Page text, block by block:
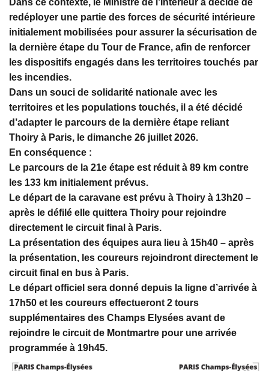
redéployer une partie des forces de sécurité intérieure
initialement mobilisées pour assurer la sécurisation de
la dernière étape du Tour de France, afin de renforcer
les dispositifs engagés dans les territoires touchés par
les incendies.
Dans un souci de solidarité nationale avec les
territoires et les populations touchés, il a été décidé
d’adapter le parcours de la dernière étape reliant
Thoiry à Paris, le dimanche 26 juillet 2026.
En conséquence :
Le parcours de la 21e étape est réduit à 89 km contre
les 133 km initialement prévus.
Le départ de la caravane est prévu à Thoiry à 13h20 –
après le défilé elle quittera Thoiry pour rejoindre
directement le circuit final à Paris.
La présentation des équipes aura lieu à 15h40 – après
la présentation, les coureurs rejoindront directement le
circuit final en bus à Paris.
Le départ officiel sera donné depuis la ligne d’arrivée à
17h50 et les coureurs effectueront 2 tours
supplémentaires des Champs Elysées avant de
rejoindre le circuit de Montmartre pour une arrivée
programmée à 19h45.